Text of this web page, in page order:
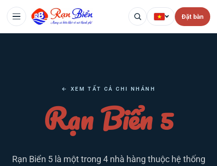
Đặt bàn
← XEM TẤT CẢ CHI NHÁNH
Rạn Biển 5
Rạn Biển 5 là một trong 4 nhà hàng thuộc hệ thống